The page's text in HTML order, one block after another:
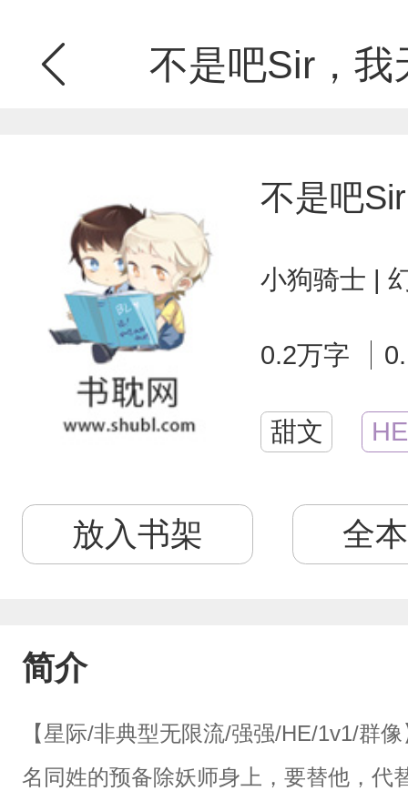
不是吧Sir，我
不是吧
小狗骑士 |
0.2万字
甜文 HE
放入书架 全
简介
【星际/非典型无限流/强强/HE/1v1/群
名同姓的预备除妖师身上，要替他，代